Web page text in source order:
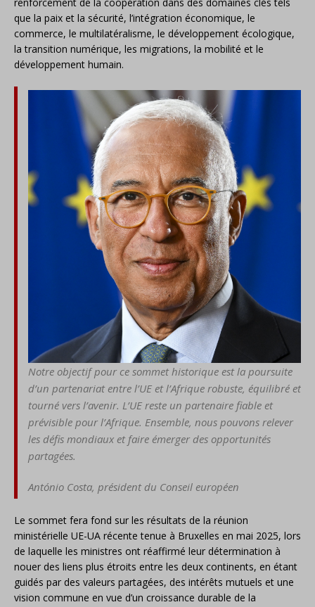
que la paix et la sécurité, l’intégration économique, le
commerce, le multilatéralisme, le développement écologique,
la transition numérique, les migrations, la mobilité et le
développement humain.
Notre objectif pour ce sommet historique est la poursuite
d’un partenariat entre l’UE et l’Afrique robuste, équilibré et
tourné vers l’avenir. L’UE reste un partenaire fiable et
prévisible pour l’Afrique. Ensemble, nous pouvons relever
les défis mondiaux et faire émerger des opportunités
partagées.
António Costa, président du Conseil européen
Le sommet fera fond sur les résultats de la réunion
ministérielle UE-UA récente tenue à Bruxelles en mai 2025, lors
de laquelle les ministres ont réaffirmé leur détermination à
nouer des liens plus étroits entre les deux continents, en étant
guidés par des valeurs partagées, des intérêts mutuels et une
vision commune en vue d’un croissance durable de la